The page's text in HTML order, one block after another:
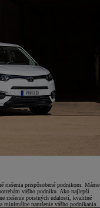
riešenia prispôsobené podnikom. Máme
vášho podniku. Ako najlepší
riešenie poistných udalostí, kvalitné
narušenie vášho podnikania.